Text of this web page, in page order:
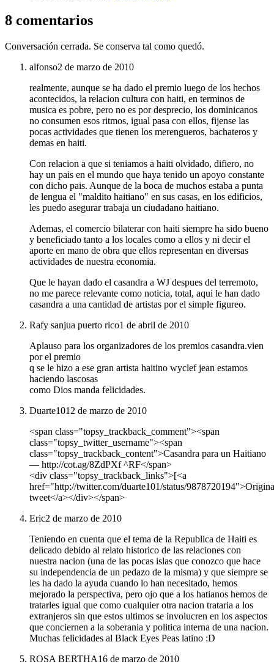
8 comentarios
Conversación cerrada. Se conserva tal como quedó.
alfonso2 de marzo de 2010
realmente, aunque se ha dado el premio luego de los hechos
acontecidos, la relacion cultura con haiti, en terminos de
musica es pobre, pero no es por desprecio, los dominicanos
no consumen esos ritmos, igual pasa con ellos, fijense las
pocas actividades que tienen los merengueros, bachateros y
demas en haiti.
Con relacion a que si teniamos a haiti olvidado, difiero, no
hay un pais en el mundo que haya tenido un apoyo constante
con dicho pais. Aunque de la boca de muchos estaba a punta
de lengua el "maldito haitiano" en sus casas, en los edificios,
les puedo asegurar trabaja un ciudadano haitiano.
Ademas, el comercio bilaterar con haiti siempre ha sido bueno
y beneficiado tanto a los locales como a ellos y ni decir el
aporte en mano de obra que ellos representan en diversas
actividades de nuestra economia.
Que le hayan dado el casandra a WJ despues del terremoto,
no me parece relevante como noticia, total, aqui le han dado
casandra a una cantidad de artistas por el simple figureo.
Rafy sanjua puerto rico1 de abril de 2010
Aplauso para los organizadores de los premios casandra.vien
por el premio
q se le hizo a ese gran artista haitino wyclef jean estamos
haciendo lascosas
como Dios manda felicidades.
Duarte101 2 de marzo de 2010
<span class="topsy_trackback_comment"><span
class="topsy_twitter_username"><span
class="topsy_trackback_content">Casandra para un Haitiano
― http://cot.ag/8ZdPXf ^RF</span>
<div class="topsy_trackback_links">[<a
href="http://twitter.com/duarte101/status/
tweet</a></div></span>
Eric2 de marzo de 2010
Teniendo en cuenta que el tema de la Republica de Haiti es
delicado debido al relato historico de las relaciones con
nuestra nacion (una de las pocas islas que conozco que hace
su independencia de un pedazo de la misma) y que siempre se
les ha dado la ayuda cuando lo han necesitado, hemos
mejorado la perspectiva, pero ojo que a los hatianos hemos de
tratarles igual que como cualquier otra nacion trataria a los
extranjeros sin que estos ultimos se involucren en los aspectos
que conciernen a la soberania y politica interna de una nacion.
Muchas felicidades al Black Eyes Peas latino :D
ROSA BERTHA16 de marzo de 2010